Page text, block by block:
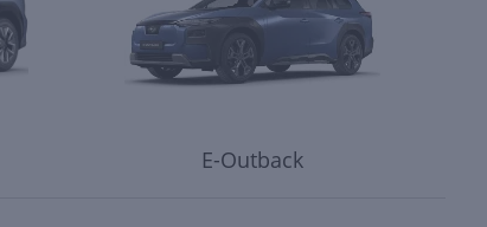
E-Outback